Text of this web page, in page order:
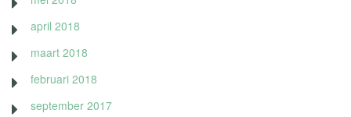
april 2018
maart 2018
februari 2018
september 2017